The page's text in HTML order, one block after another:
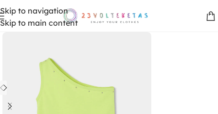
Skip to navigation
Skip to main content